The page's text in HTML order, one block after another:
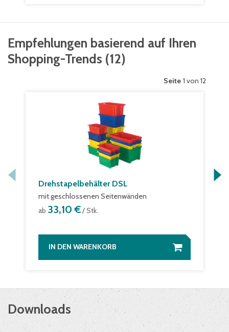
Empfehlungen basierend auf Ihren
Shopping-Trends (12)
Seite 1 von 12
Drehstapelbehälter DSL
mit geschlossenen Seitenwänden
ab 33,10 €/ Stk.
IN DEN WARENKORB
Downloads